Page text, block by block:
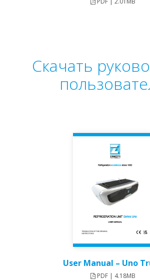
Скачать
User Manual – Uno
PDF | 4.18MB